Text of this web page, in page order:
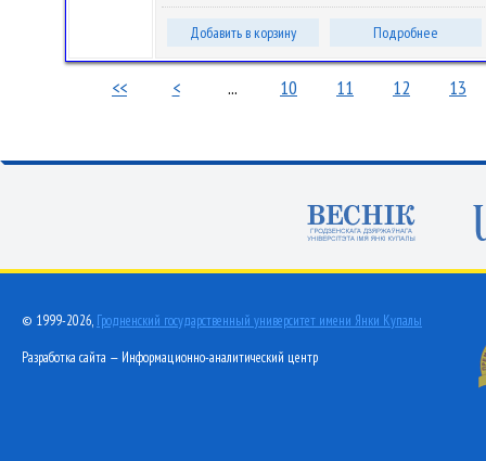
Добавить в корзину Подробнее
<< < ... 10 11 12 13
© 1999-2026, Гродненский государственный университет имени Янки Купалы
Разработка сайта — Информационно-аналитический центр